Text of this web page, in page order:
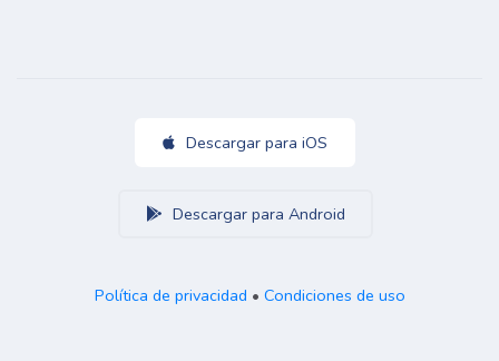
Descargar para iOS
Descargar para Android
Política de privacidad • Condiciones de uso